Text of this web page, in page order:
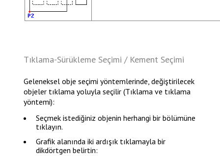
Tıklama-Sürükleme Seçimi / Kement Seçimi
Geleneksel obje seçimi yöntemlerinde, değiştirilecek
objeler tıklama yoluyla seçilir (Tıklama ve tıklama
yöntemi):
Seçmek istediğiniz objenin herhangi bir bölümüne
tıklayın.
Grafik alanında iki ardışık tıklamayla bir
dikdörtgen belirtin: